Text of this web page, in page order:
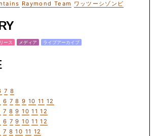
Raymond Team ワッツーシゾンビ
ース メディア ライブアーカイブ
7 8
6 7 8 9 10 11 12
7 8 9 10 11 12
6 7 9 10 11 12
7 8 10 11 12